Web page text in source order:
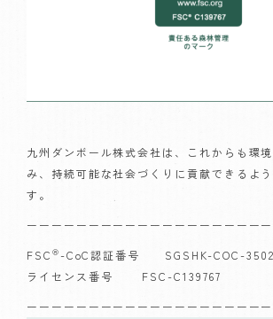
九州ダンボール株式会社は、これからも環
み、持続可能な社会づくりに貢献できるよ
す。
ーーーーーーーーーーーーーーーーーーー
FSC ®-CoC認証番号 SGSHK-COC-
ライセンス番号 FSC-C139767
ーーーーーーーーーーーーーーーーーーー